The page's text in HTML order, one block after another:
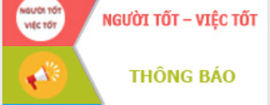
Đắk Lắk định vị thương hiệu du lịch
“Biển – Rừng – Cà phê” trong không
gian phát triển mới
Hội nghị chia sẻ kinh nghiệm, chuyển
giao kỹ thuật y tế, định hướng phát
triển chuyên sâu đến 2030
Chuyển đổi số mở ra không gian phát
triển trong lĩnh vực văn hóa, du lịch